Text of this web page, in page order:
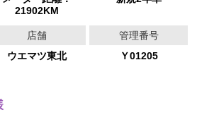
21902KM
店舗
ウエマツ東北
管理番号
Ｙ01205